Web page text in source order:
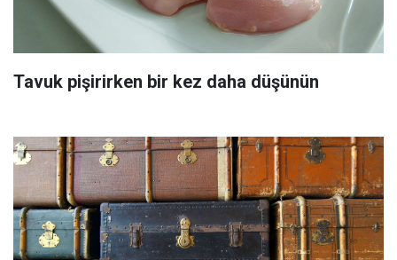
Tavuk pişirirken bir kez daha düşünün